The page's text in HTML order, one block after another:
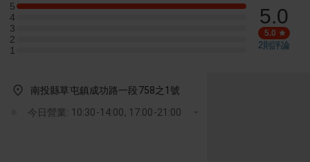
5
5 星：1 則評論
4
4 星：0 則評論
3
3 星：0 則評論
2
2 星：0 則評論
1
1 星：0 則評論
5.0
5.0
2則評論
南投縣草屯鎮成功路一段758之1號
今日營業: 10:30-14:00, 17:00-21:00